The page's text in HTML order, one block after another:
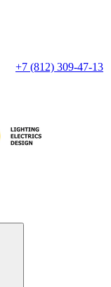
+7 (812) 309-47-13